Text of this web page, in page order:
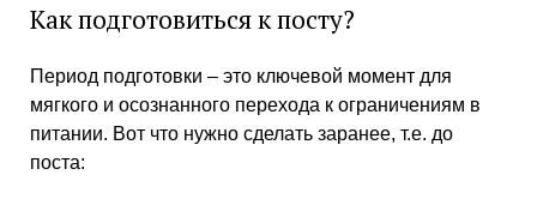
Как подготовиться к посту?
Период подготовки – это ключевой момент для
мягкого и осознанного перехода к ограничениям в
питании. Вот что нужно сделать заранее, т.е. до
поста: